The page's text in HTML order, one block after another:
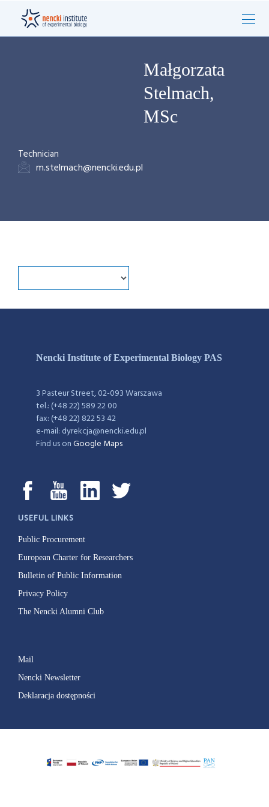
Małgorzata
Stelmach,
MSc
Technician
m.stelmach@nencki.edu.pl
Nencki Institute of Experimental Biology PAS
3 Pasteur Street, 02-093 Warszawa
tel.: (+48 22) 589 22 00
fax: (+48 22) 822 53 42
e-mail: dyrekcja@nencki.edu.pl
Find us onGoogle Maps
USEFUL LINKS
Public Procurement
European Charter for Researchers
Bulletin of Public Information
Privacy Policy
The Nencki Alumni Club
Mail
Nencki Newsletter
Deklaracja dostępności